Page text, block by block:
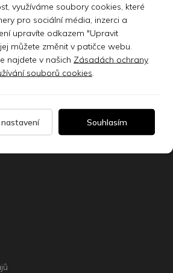
využíváme soubory cookies, které
pro sociální média, inzerci a
upravíte odkazem "Upravit
můžete změnit v patičce webu.
najdete v našich Zásadách ochrany
souborů cookies
Souhlasím